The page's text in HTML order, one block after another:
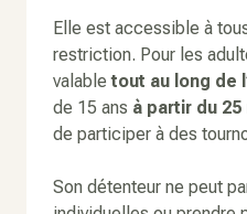
Elle est accessible à
restriction. Pour les
valabletout au long de
de 15 ans à partir du 25
de participer à des
Son détenteur ne peut